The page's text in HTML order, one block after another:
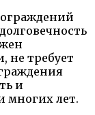
не требует
и
многих лет.